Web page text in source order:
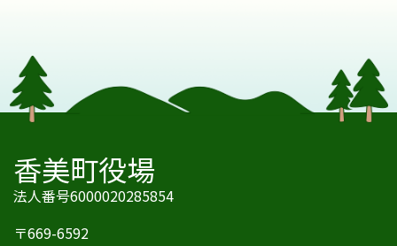
香美町役場
法人番号6000020285854
〒669-6592